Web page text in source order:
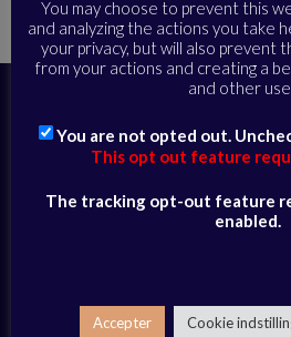
videobiblioteket og
mails med eksklusivt
ABONNER
You may choose to prevent this
and analyzing the actions you take
your privacy, but will also prevent
from your actions and creating a
and other
You are not opted out.
This opt out feature
The tracking opt-out feature
enabled.
Accepter Cookie